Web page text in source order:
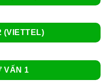
(VIETTEL)
VẤN 1